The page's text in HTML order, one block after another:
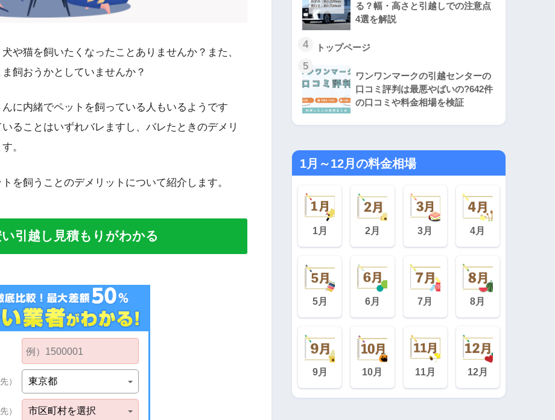
や猫を飼いたくなったことありませんか？また、
飼おうかとしていませんか？
に内緒でペットを飼っている人もいるようです
ることはいずれバレますし、バレたときのデメリ
。
を飼うことのデメリットについて紹介します。
引越し見積もりがわかる
る？幅・高さと引越しでの注意点
4選を解説
4 トップページ
5
ワンワンマークの引越センターの
口コミ評判は最悪やばいの?642件
の口コミや料金相場を検証
1月～12月の料金相場
1月 2月 3月 4月
5月 6月 7月 8月
9月 10月 11月 12月